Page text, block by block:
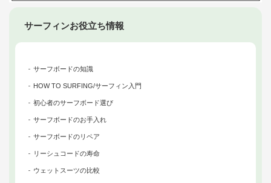
サーフィンお役立ち情報
サーフボードの知識
HOW TO SURFING/サーフィン入門
初心者のサーフボード選び
サーフボードのお手入れ
サーフボードのリペア
リーシュコードの寿命
ウェットスーツの比較